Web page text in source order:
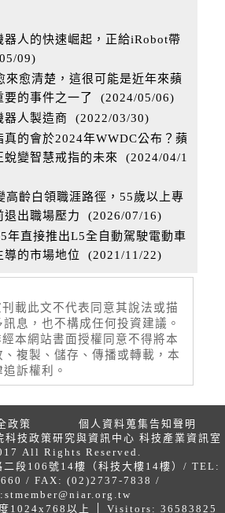
器人的快速崛起，正給iRobot帶
09)
來愈清楚，這很可能是近年來蘋
要的事件之一了
(2024/05/06)
器人製造商
(2022/03/30)
真的會於2024年WWDC公布？蘋
蛻變智慧戒指的未來
(2024/04/1
高齡白領職涯路徑，55歲以上專
退出職場壓力
(2026/07/16)
年直接推出L5全自動駕駛電動車
導的市場地位
(2021/11/22)
載此文不代表同意其說法或描
息，也不構成任何投資建議。
本網站書面授權同意不得將本
複製、儲存、傳播或轉載，本
訴權利。
政策
個人資料蒐集告知聲明
科技政策研究與資訊中心 科技產業資訊室
All Rights Reserved.
段106號14樓（科技大樓14樓）/ TEL:
/ FAX: (02)2737-7838 /
stmember@niar.org.tw
1024x768以上 │ Visitors: 36583825